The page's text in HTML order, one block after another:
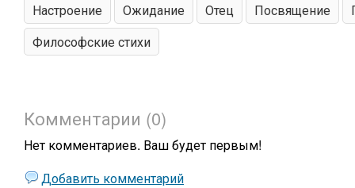
Настроение
Ожидание Отец Посвящение
Философские стихи
Комментарии (0)
Нет комментариев. Ваш будет первым!
Добавить комментарий